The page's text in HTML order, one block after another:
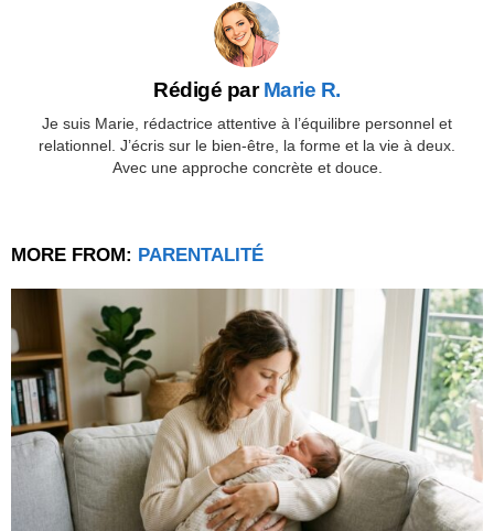
Rédigé parMarie R.
Je suis Marie, rédactrice attentive à l’équilibre personnel et
relationnel. J’écris sur le bien-être, la forme et la vie à deux.
Avec une approche concrète et douce.
MORE FROM: PARENTALITÉ